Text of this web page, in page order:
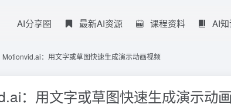
AI分享圈 最新AI资源 课程资料 AI
Motionvid.ai：用文字或草图快速生成演示动画视频
：用文字或草图快速生成演示动